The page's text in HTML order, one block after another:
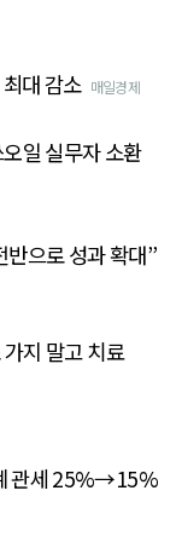
대 감소 매일경제
일 실무자 소환
으로 성과 확대”
지 말고 치료
관세 25%→15%